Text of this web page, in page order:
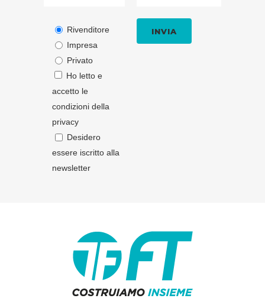
Rivenditore
Impresa
Privato
Ho letto e
accetto le
condizioni della
privacy
Desidero
essere iscritto alla
newsletter